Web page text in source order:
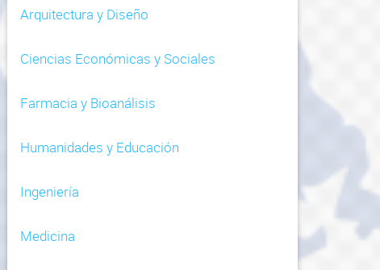
Arquitectura y Diseño
Ciencias Económicas y Sociales
Farmacia y Bioanálisis
Humanidades y Educación
Ingeniería
Medicina